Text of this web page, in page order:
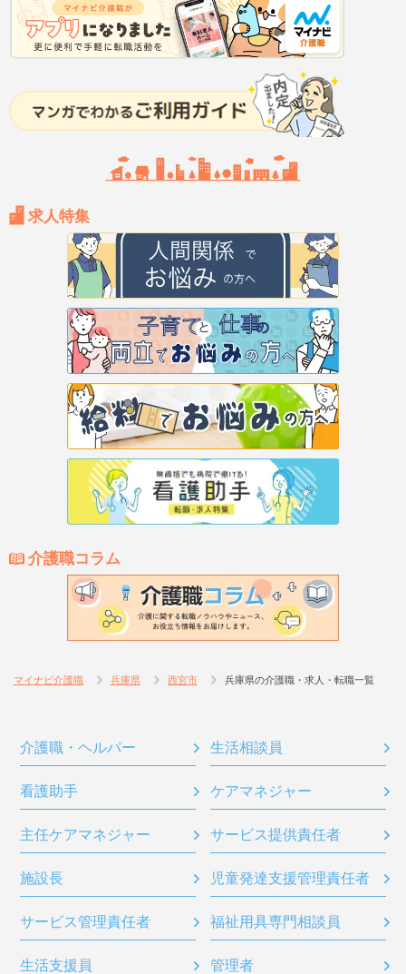
求人特集
介護職コラム
マイナビ介護職 兵庫県 西宮市 兵庫県の介護職・求人・転職一覧
介護職・ヘルパー 生活相談員
看護助手 ケアマネジャー
主任ケアマネジャー サービス提供責任者
施設長 児童発達支援管理責任者
サービス管理責任者 福祉用具専門相談員
生活支援員 管理者